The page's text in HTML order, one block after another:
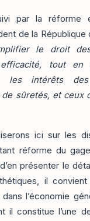
par la réforme
de la République
le droit
tout en
les intérêts des
sûretés, et ceux
ici sur les
réforme du
présenter le
il
l’économie
il constitue l’une